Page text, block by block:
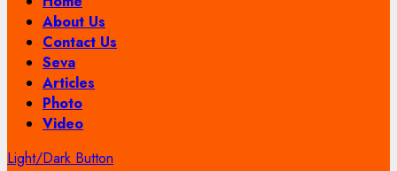
Menu About Us
Contact Us
Seva
Articles
Photo
Video
Light/Dark Button